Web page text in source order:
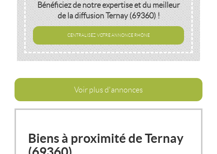
Bénéficiez de notre expertise et du meilleur
de la diffusionTernay (69360)!
CENTRALISEZ VOTRE ANNONCE RHÔNE
Voir plus d'annonces
Biens à proximité de Ternay